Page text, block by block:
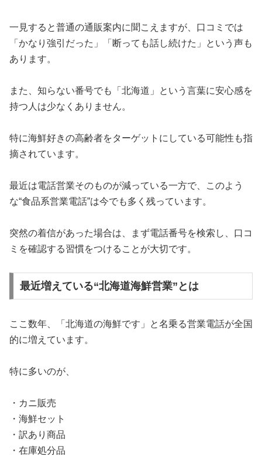
一見すると普通の通販案内に聞こえますが、口コミでは
「かなり強引だった」「断っても話し続けた」という声も
あります。
また、知らない番号でも「北海道」という言葉に安心感を
持つ人は少なくありません。
特に海鮮好きの高齢者をターゲットにしている可能性も指
摘されています。
最近は電話営業そのものが減っている一方で、このよう
な“食品系営業電話”は今でも多く残っています。
突然の着信があった場合は、まず電話番号を検索し、口コ
ミを確認する習慣をつけることが大切です。
最近増えている“北海道海鮮営業”とは
ここ数年、「北海道の海鮮です」と名乗る営業電話が全国
的に増えています。
特に多いのが、
・カニ販売
・海鮮セット
・訳あり商品
・在庫処分品